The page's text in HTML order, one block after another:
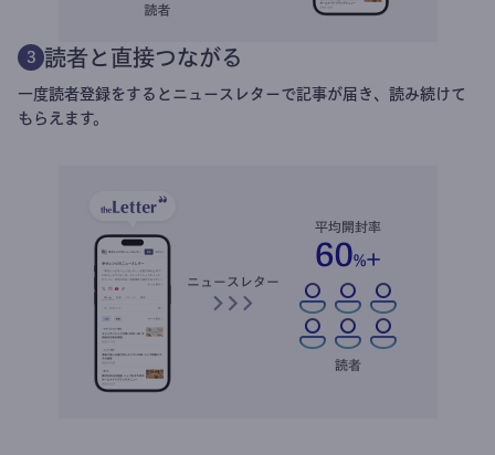
3 読者と直接つながる
一度読者登録をするとニュースレターで記事が届き、読み続けて
もらえます。